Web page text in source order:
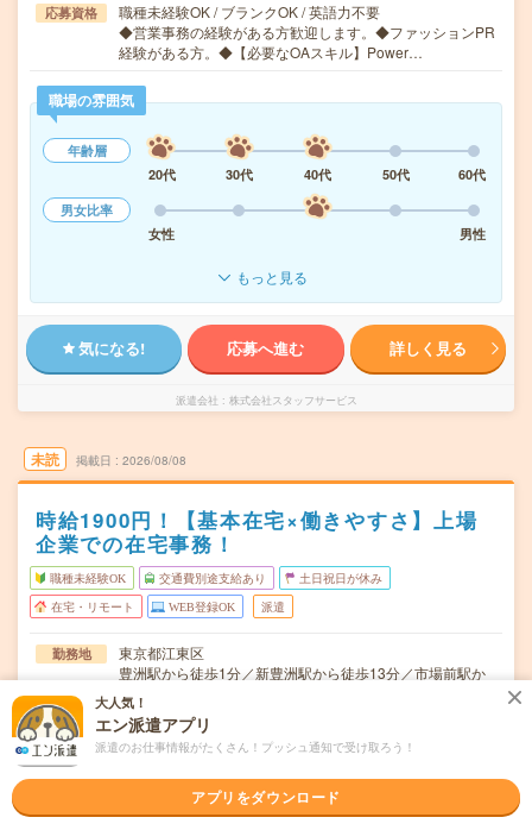
応募資格
職種未経験OK / ブランクOK / 英語力不要
◆営業事務の経験がある方歓迎します。◆ファッションPR
経験がある方。◆【必要なOAスキル】Power…
職場の雰囲気
年齢層
20代
30代 40代 50代
60代
男女比率
女性
男性
もっと見る
気になる! 応募へ進む 詳しく見る
派遣会社 株式会社スタッフサービス
未読 掲載日 2026/08/08
時給1900円！【基本在宅×働きやすさ】上場
企業での在宅事務！
職種未経験OK 交通費別途支給あり 土日祝日が休み
在宅・リモート WEB登録OK 派遣
勤務地
東京都江東区
豊洲駅から徒歩1分／新豊洲駅から徒歩13分／市場前駅か
ら徒歩19分
曜日頻度 月～金※土日休み！
時間
期間 2026/10/上旬～長期（3カ月以上） ★10月～OK！
大人気！
エン派遣アプリ
派遣のお仕事情報がたくさん！プッシュ通知で受け取ろう！
アプリをダウンロード